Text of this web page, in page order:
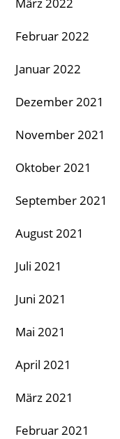
Februar 2022
Januar 2022
Dezember 2021
November 2021
Oktober 2021
September 2021
August 2021
Juli 2021
Juni 2021
Mai 2021
April 2021
März 2021
Februar 2021